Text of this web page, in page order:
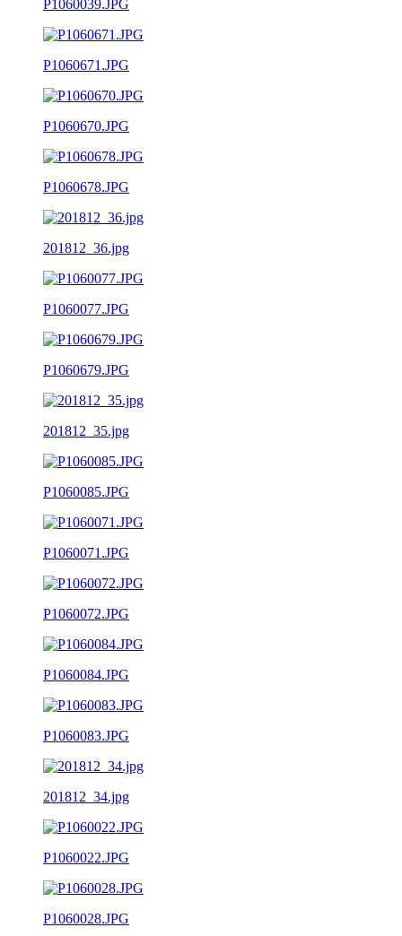
P1060039.JPG
P1060671.JPG
P1060670.JPG
P1060678.JPG
201812_36.jpg
P1060077.JPG
P1060679.JPG
201812_35.jpg
P1060085.JPG
P1060071.JPG
P1060072.JPG
P1060084.JPG
P1060083.JPG
201812_34.jpg
P1060022.JPG
P1060028.JPG